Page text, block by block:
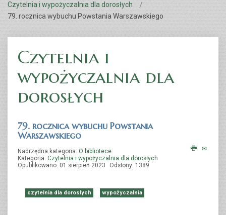
Czytelnia i wypożyczalnia dla dorosłych
79. rocznica wybuchu Powstania Warszawskiego
Czytelnia i
wypożyczalnia dla
dorosłych
79. rocznica wybuchu Powstania
Warszawskiego
Nadrzędna kategoria: O bibliotece
Kategoria: Czytelnia i wypożyczalnia dla dorosłych
Opublikowano: 01 sierpień 2023
Odsłony: 1389
czytelnia dla dorosłych wypożyczalnia